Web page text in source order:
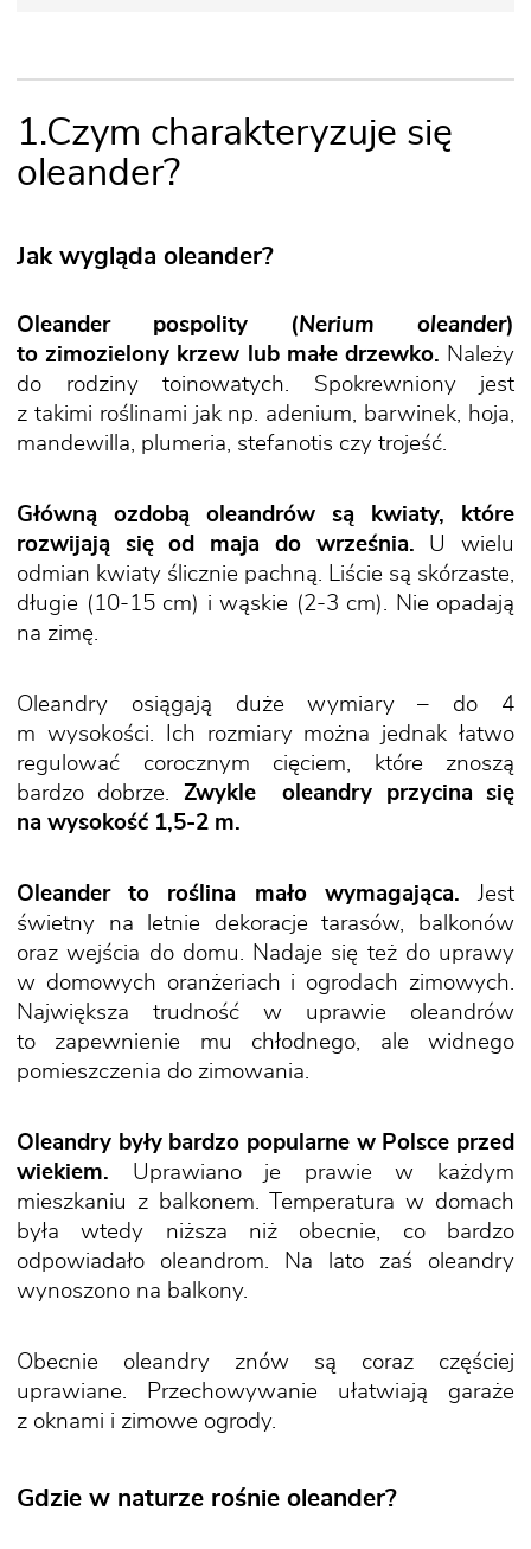
1.Czym charakteryzuje się
oleander?
Jak wygląda oleander?
Oleander pospolity (Nerium oleander)
to zimozielony krzew lub małe drzewko. Należy
do rodziny toinowatych. Spokrewniony jest
z takimi roślinami jak np. adenium, barwinek, hoja,
mandewilla, plumeria, stefanotis czy trojeść.
Główną ozdobą oleandrów są kwiaty, które
rozwijają się od maja do września. U wielu
odmian kwiaty ślicznie pachną. Liście są skórzaste,
długie (10-15 cm) i wąskie (2-3 cm). Nie opadają
na zimę.
Oleandry osiągają duże wymiary – do 4
m wysokości. Ich rozmiary można jednak łatwo
regulować corocznym cięciem, które znoszą
bardzo dobrze. Zwykle oleandry przycina się
na wysokość 1,5-2 m.
Oleander to roślina mało wymagająca. Jest
świetny na letnie dekoracje tarasów, balkonów
oraz wejścia do domu. Nadaje się też do uprawy
w domowych oranżeriach i ogrodach zimowych.
Największa trudność w uprawie oleandrów
to zapewnienie mu chłodnego, ale widnego
pomieszczenia do zimowania.
Oleandry były bardzo popularne w Polsce przed
wiekiem. Uprawiano je prawie w każdym
mieszkaniu z balkonem. Temperatura w domach
była wtedy niższa niż obecnie, co bardzo
odpowiadało oleandrom. Na lato zaś oleandry
wynoszono na balkony.
Obecnie oleandry znów są coraz częściej
uprawiane. Przechowywanie ułatwiają garaże
z oknami i zimowe ogrody.
Gdzie w naturze rośnie oleander?